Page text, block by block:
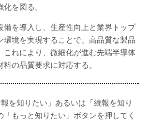
を図る。
備を導入し、生産性向上と業界トップ
環境を実現することで、高品質な製品
これにより、微細化が進む先端半導体
の品質要求に対応する。
を知りたい」あるいは「続報を知り
「もっと知りたい」ボタンを押してく